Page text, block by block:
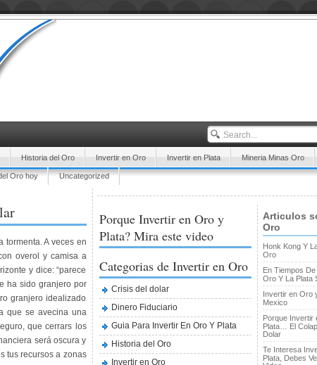
Historia del Oro Invertir en Oro Invertir en Plata Mineria Minas Oro
Oro hoy Uncategorized
tormenta. A veces en
overol y camisa a
y dice: “parece
ha sido granjero por
granjero idealizado
que se avecina una
que cerrars los
será oscura y
tus recursos a zonas
Porque Invertir en Oro y
Plata? Mira este video
Categorias de Invertir en Oro
Crisis del dolar
Dinero Fiduciario
Guia Para Invertir En Oro Y Plata
Historia del Oro
Invertir en Oro
Articulos
Oro
Honk Kong Y
Oro
En Tiempos
Oro Y La Plata
Invertir en Oro
Mexico
Porque Invertir
Plata… El
Dolar
Te Interesa
Plata, Debes